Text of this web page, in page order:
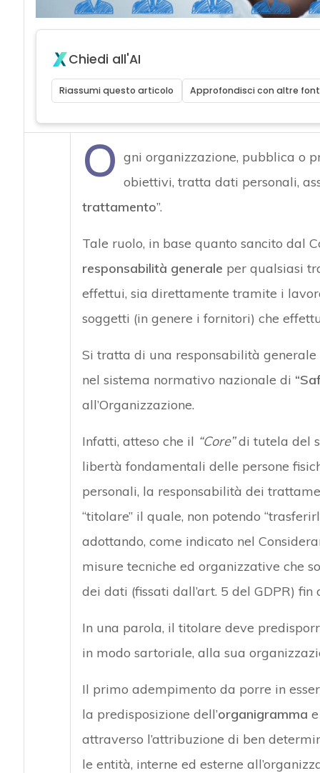
Chiedi all'AI
Riassumi questo articolo Approfondisci con altre
O gni organizzazione, pubblica o
obiettivi, tratta dati personali,
trattamento”.
Tale ruolo, in base quanto sancito dal
responsabilità generale per qualsiasi
effettui, sia direttamente tramite i
soggetti (in genere i fornitori) che
Si tratta di una responsabilità
nel sistema normativo nazionale di
all’Organizzazione.
Infatti, atteso che il “Core”di tutela del
libertà fondamentali delle persone
personali, la responsabilità dei
“titolare” il quale, non potendo
adottando, come indicato nel
misure tecniche ed organizzative che
dei dati (fissati dall’art. 5 del GDPR)
In una parola, il titolare deve
in modo sartoriale, alla sua
Il primo adempimento da porre in
la predisposizione dell’organigramma
attraverso l’attribuzione di ben
le entità, interne ed esterne